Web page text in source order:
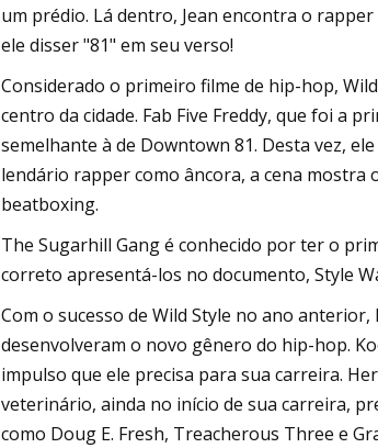
um prédio. Lá dentro, Jean encontra o
ele disser "81" em seu verso!
Considerado o primeiro filme de hip-hop,
centro da cidade. Fab Five Freddy, que foi a
semelhante à de Downtown 81. Desta vez,
lendário rapper como âncora, a cena mostra
beatboxing.
The Sugarhill Gang é conhecido por ter o
correto apresentá-los no documento, Style
Com o sucesso de Wild Style no ano
desenvolveram o novo gênero do hip-hop.
impulso que ele precisa para sua carreira.
veterinário, ainda no início de sua carreira,
como Doug E. Fresh, Treacherous Three e